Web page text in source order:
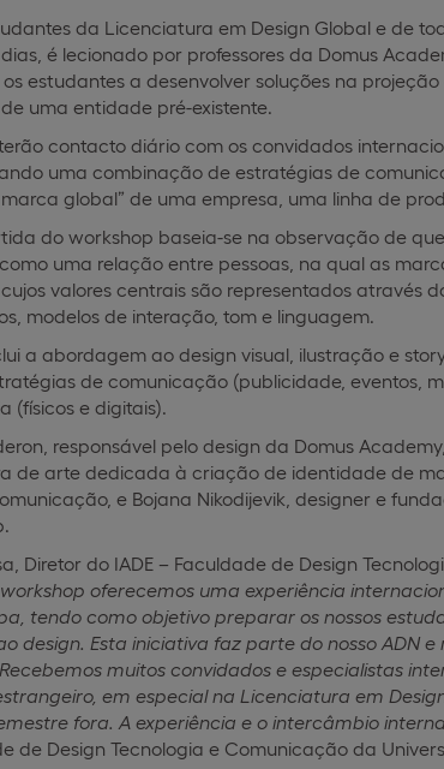
da Licenciatura em Design Global e de
é lecionado por professores da Domus
estudantes a desenvolver soluções na projeção
uma entidade pré-existente.
contacto diário com os convidados
uma combinação de estratégias de
global” de uma empresa, uma linha de
do workshop baseia-se na observação de
uma relação entre pessoas, na qual as
valores centrais são representados através
modelos de interação, tom e linguagem.
a abordagem ao design visual, ilustração e
de comunicação (publicidade, eventos,
(físicos e digitais).
responsável pelo design da Domus
de arte dedicada à criação de identidade de
e Bojana Nikodijevik, designer e
Diretor do IADE – Faculdade de Design
oferecemos uma experiência
tendo como objetivo preparar os nossos
design. Esta iniciativa faz parte do nosso ADN
muitos convidados e especialistas
em especial na Licenciatura em
fora. A experiência e o intercâmbio
de Design Tecnologia e Comunicação da